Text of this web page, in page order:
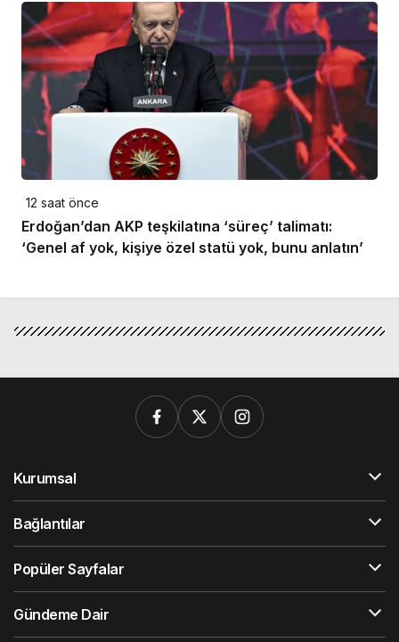
12 saat önce
Erdoğan’dan AKP teşkilatına ‘süreç’ talimatı:
‘Genel af yok, kişiye özel statü yok, bunu anlatın’
Kurumsal
Bağlantılar
Popüler Sayfalar
Gündeme Dair